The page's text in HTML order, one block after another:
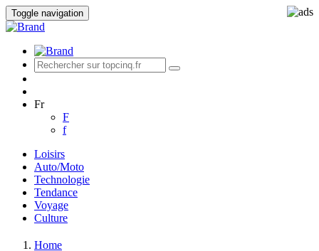
Toggle navigation
Fr
F
f
Loisirs
Auto/Moto
Technologie
Tendance
Voyage
Culture
Home